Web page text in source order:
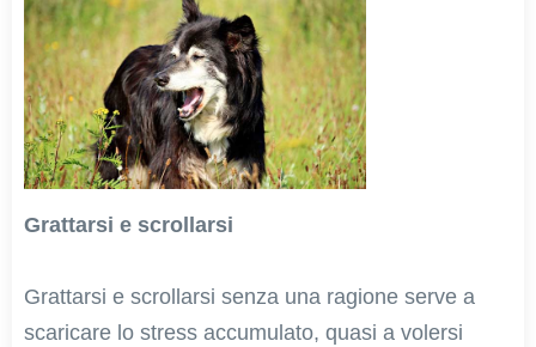
Grattarsi e scrollarsi
Grattarsi e scrollarsi senza una ragione serve a
scaricare lo stress accumulato, quasi a volersi